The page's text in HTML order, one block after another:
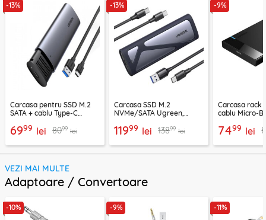
-13%
Carcasa pentru SSD M.2
SATA + cablu Type-C
6999 lei 8099 lei
-13%
Carcasa SSD M.2
NVMe/SATA Ugreen,
11999 lei 13899 lei
-9%
Carcasa rack
cablu Micro-
7499 lei
VEZI MAI MULTE
Adaptoare / Convertoare
-10% -9% -11%